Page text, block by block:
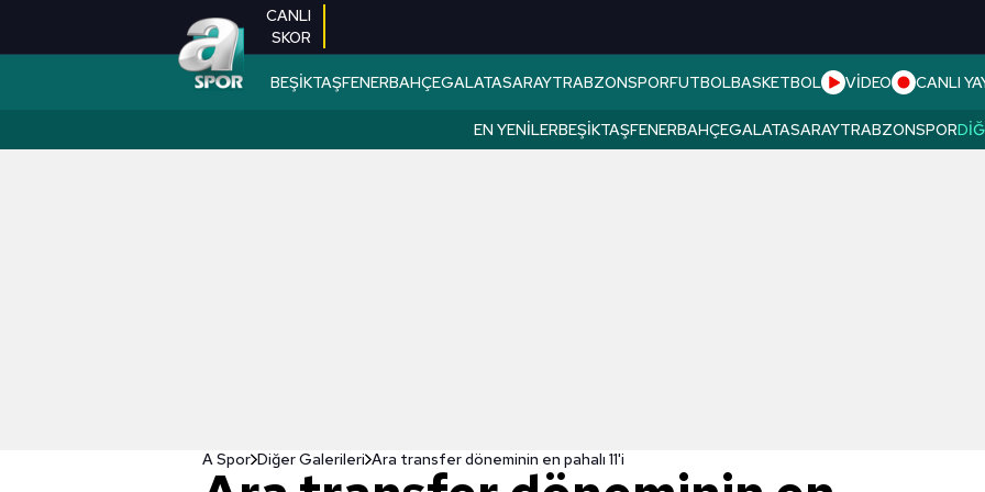
CANLI
SKOR
BEŞİKTAŞFENERBAHÇEGALATASARAYTRABZONSPORFUTBOLBASKETBOL VİDEO CANLI
EN YENILERBEŞIKTAŞFENERBAHÇEGALATASARAYTRABZONSPOR
A Spor Diğer Galerileri Ara transfer döneminin en pahalı 11'i